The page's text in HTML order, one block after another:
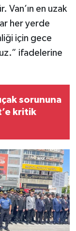
Van’ın en uzak
her yerde
için gece
ifadelerine
sorununa
kritik